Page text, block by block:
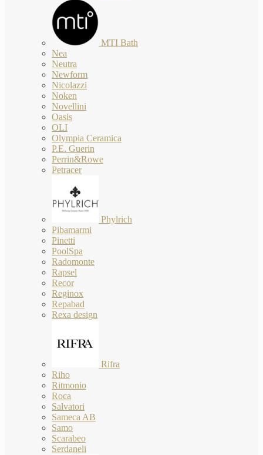
MTI Bath
Nea
Neutra
Newform
Nicolazzi
Noken
Novellini
Oasis
OLI
Olympia Ceramica
P.E. Guerin
Perrin&Rowe
Petracer
Phylrich
Pibamarmi
Pinetti
PoolSpa
Radomonte
Rapsel
Recor
Reginox
Repabad
Rexa design
Rifra
Riho
Ritmonio
Roca
Salvatori
Sameca AB
Samo
Scarabeo
Serdaneli